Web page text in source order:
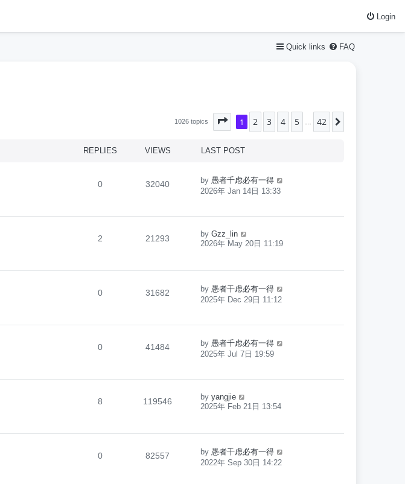
Login
Quick links FAQ
1026 topics Page 1of42
1 2 3 4 5 42
REPLIES VIEWS LAST POST
0 32040 by 愚者千虑必有一得
2026年 Jan 14日 13:33
2 21293 by Gzz_lin
2026年 May 20日 11:19
0 31682 by 愚者千虑必有一得
2025年 Dec 29日 11:12
0 41484 by 愚者千虑必有一得
2025年 Jul 7日 19:59
8 119546 by yangjie
2025年 Feb 21日 13:54
0 82557 by 愚者千虑必有一得
2022年 Sep 30日 14:22